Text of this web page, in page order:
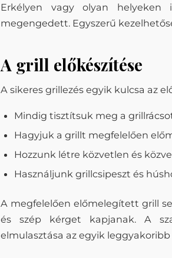
Erkélyen vagy olyan
megengedett. Egyszerű
A grill előkészítése
A sikeres grillezés egyik kulcsa az
Mindig tisztítsuk meg a
Hagyjuk a grillt megfelelően
Hozzunk létre közvetlen és
Használjunk grillcsipeszt és
A megfelelően előmelegített grill
és szép kérget kapjanak. A
elmulasztása az egyik leggyakoribb